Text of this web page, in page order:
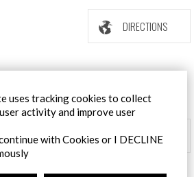
uses tracking cookies to collect
activity and improve user
with Cookies or I DECLINE
DIRECTIONS
DIRECTIONS